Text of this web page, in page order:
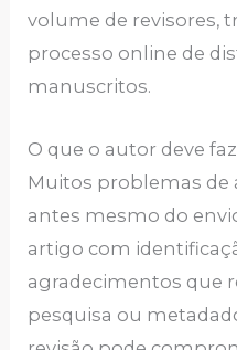
volume de revisores,
processo online de
manuscritos.
O que o autor deve
Muitos problemas de
antes mesmo do
artigo com
agradecimentos que
pesquisa ou